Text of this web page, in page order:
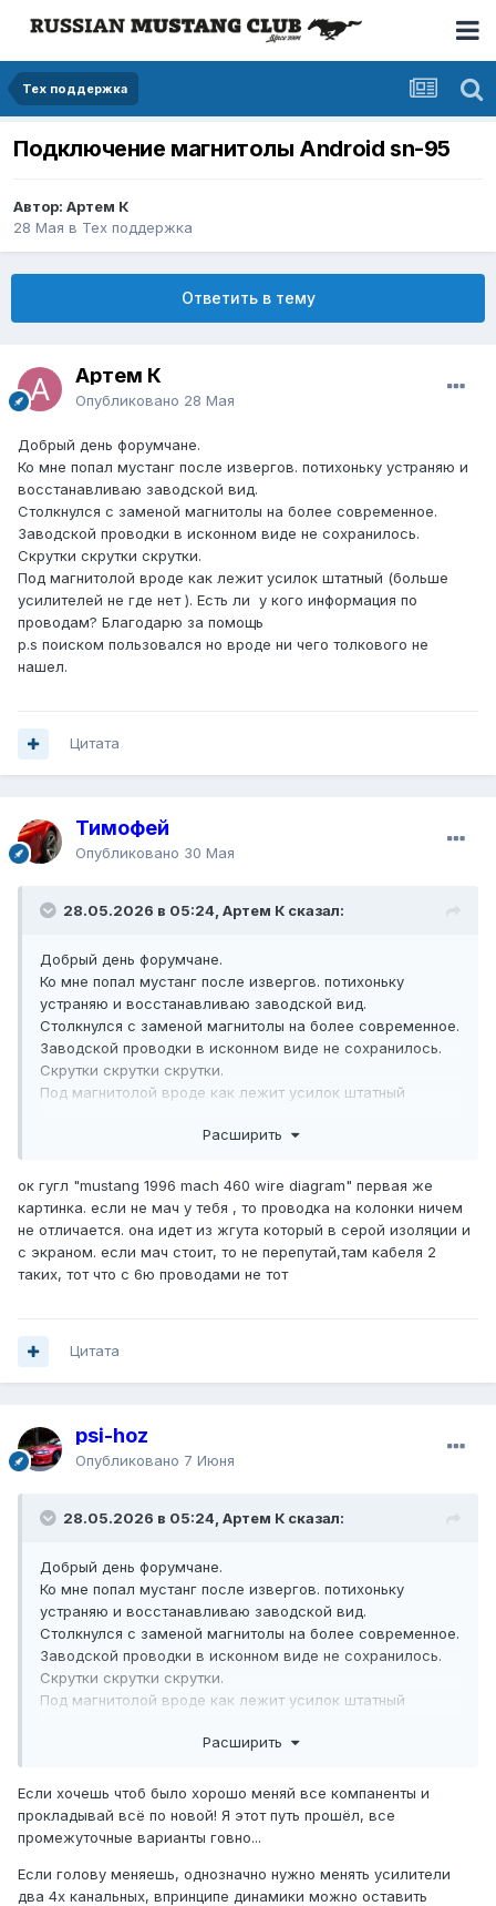
Тех поддержка
Подключение магнитолы Android sn-95
Автор: Артем К
28 Мая в Тех поддержка
Ответить в тему
Артем К
Опубликовано 28 Мая
Добрый день форумчане.
Ко мне попал мустанг после извергов. потихоньку устраняю и
восстанавливаю заводской вид.
Столкнулся с заменой магнитолы на более современное.
Заводской проводки в исконном виде не сохранилось.
Скрутки скрутки скрутки.
Под магнитолой вроде как лежит усилок штатный (больше
усилителей не где нет ). Есть ли у кого информация по
проводам? Благодарю за помощь
p.s поиском пользовался но вроде ни чего толкового не
нашел.
Цитата
Тимофей
Опубликовано 30 Мая
28.05.2026 в 05:24, Артем К сказал:
Добрый день форумчане.
Ко мне попал мустанг после извергов. потихоньку
устраняю и восстанавливаю заводской вид.
Столкнулся с заменой магнитолы на более современное.
Заводской проводки в исконном виде не сохранилось.
Скрутки скрутки скрутки.
Под магнитолой вроде как лежит усилок штатный
информация по проводам? Благодарю за помощь
нашел.
Расширить
ок гугл "mustang 1996 mach 460 wire diagram" первая же
картинка. если не мач у тебя , то проводка на колонки ничем
не отличается. она идет из жгута который в серой изоляции и
с экраном. если мач стоит, то не перепутай,там кабеля 2
таких, тот что с 6ю проводами не тот
Цитата
psi-hoz
Опубликовано 7 Июня
28.05.2026 в 05:24, Артем К сказал:
Добрый день форумчане.
Ко мне попал мустанг после извергов. потихоньку
устраняю и восстанавливаю заводской вид.
Столкнулся с заменой магнитолы на более современное.
Заводской проводки в исконном виде не сохранилось.
Скрутки скрутки скрутки.
Под магнитолой вроде как лежит усилок штатный
информация по проводам? Благодарю за помощь
нашел.
Расширить
Если хочешь чтоб было хорошо меняй все компаненты и
прокладывай всё по новой! Я этот путь прошёл, все
промежуточные варианты говно...
Если голову меняешь, однозначно нужно менять усилители
два 4х канальных, впринципе динамики можно оставить